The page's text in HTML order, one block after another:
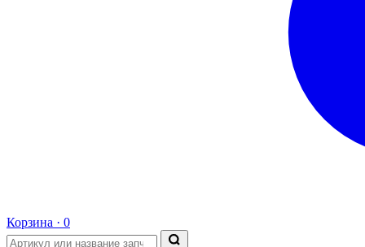
Корзина · 0